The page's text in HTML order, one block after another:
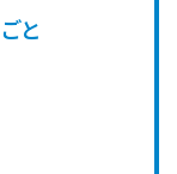
プ
と
もたち』『臨床 作業
導員育成に従事。